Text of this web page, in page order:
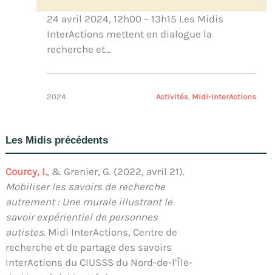
24 avril 2024, 12h00 – 13h15 Les Midis
InterActions mettent en dialogue la
recherche et…
2024 Activités, Midi-InterActions
Les Midis précédents
Courcy, I., & Grenier, G. (2022, avril 21).
Mobiliser les savoirs de recherche
autrement : Une murale illustrant le
savoir expérientiel de personnes
autistes. Midi InterActions, Centre de
recherche et de partage des savoirs
InterActions du CIUSSS du Nord-de-l’Île-